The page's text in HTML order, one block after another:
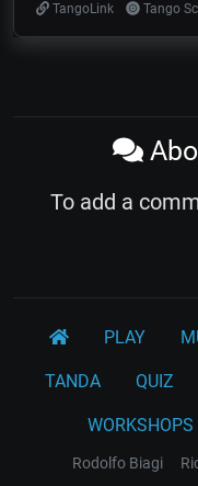
TangoLink
Tango
To add a
PLAY
TANDA QUIZ
WORKSHOPS
Rodolfo Biagi